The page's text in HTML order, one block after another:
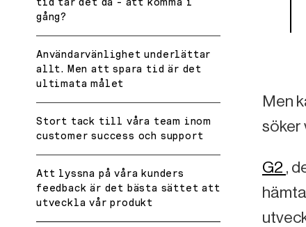
gång?
Användarvänlighet underlättar
allt. Men att spara tid är det
ultimata målet
Stort tack till våra team inom
customer success och support
Att lyssna på våra kunders
feedback är det bästa sättet att
utveckla vår produkt
Men
söker
G2 ,